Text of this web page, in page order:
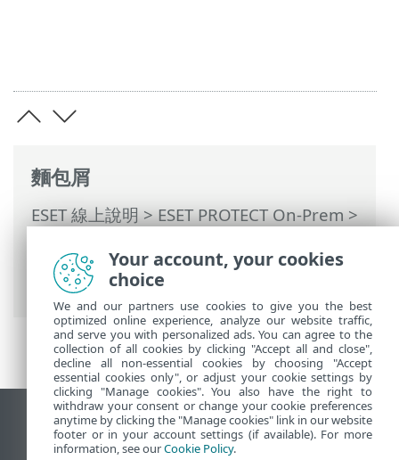
麵包屑
ESET 線上說明>ESET PROTECT On-Prem>
PROTECT On-Prem 主功能表>工作>工作
概觀> 進度指示器
檢視桌面網站
End of Life
Your account, your cookies
choice
We and our partners use cookies to give you the best
optimized online experience, analyze our website traffic,
and serve you with personalized ads. You can agree to the
collection of all cookies by clicking "Accept all and close",
decline all non-essential cookies by choosing "Accept
essential cookies only", or adjust your cookie settings by
clicking "Manage cookies". You also have the right to
withdraw your consent or change your cookie preferences
anytime by clicking the "Manage cookies" link in our website
footer or in your account settings (if available). For more
information, see ourCookie Policy.